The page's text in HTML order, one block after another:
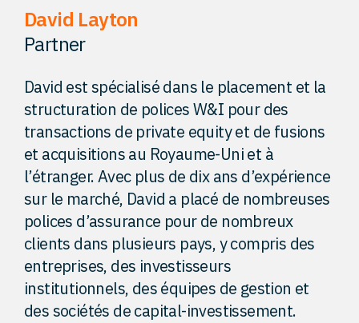
David Layton
Partner
David est spécialisé dans le placement et la
structuration de polices W&I pour des
transactions de private equity et de fusions
et acquisitions au Royaume-Uni et à
l’étranger. Avec plus de dix ans d’expérience
sur le marché, David a placé de nombreuses
polices d’assurance pour de nombreux
clients dans plusieurs pays, y compris des
entreprises, des investisseurs
institutionnels, des équipes de gestion et
des sociétés de capital-investissement.